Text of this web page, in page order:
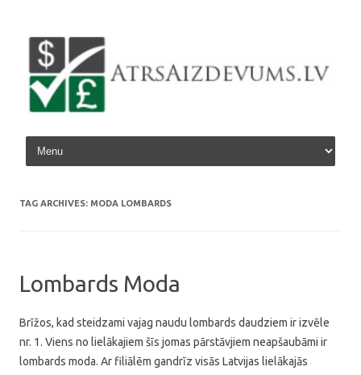
Skip to content
TAG ARCHIVES: MODA LOMBARDS
Lombards Moda
Brīžos, kad steidzami vajag naudu lombards daudziem ir izvēle
nr. 1. Viens no lielākajiem šīs jomas pārstāvjiem neapšaubāmi ir
lombards moda. Ar filiālēm gandrīz visās Latvijas lielākajās